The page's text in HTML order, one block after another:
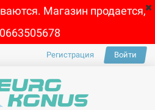
Магазин продается,
Регистрация Войти